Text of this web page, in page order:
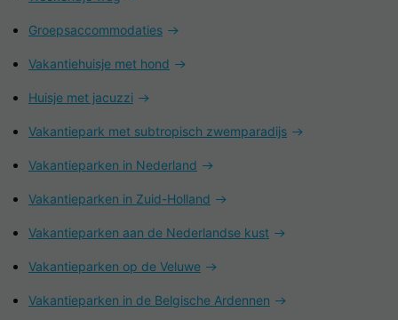
Groepsaccommodaties
Vakantiehuisje met hond
Huisje met jacuzzi
Vakantiepark met subtropisch zwemparadijs
Vakantieparken in Nederland
Vakantieparken in Zuid-Holland
Vakantieparken aan de Nederlandse kust
Vakantieparken op de Veluwe
Vakantieparken in de Belgische Ardennen